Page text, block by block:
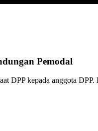
Pemodal
DPP kepada anggota